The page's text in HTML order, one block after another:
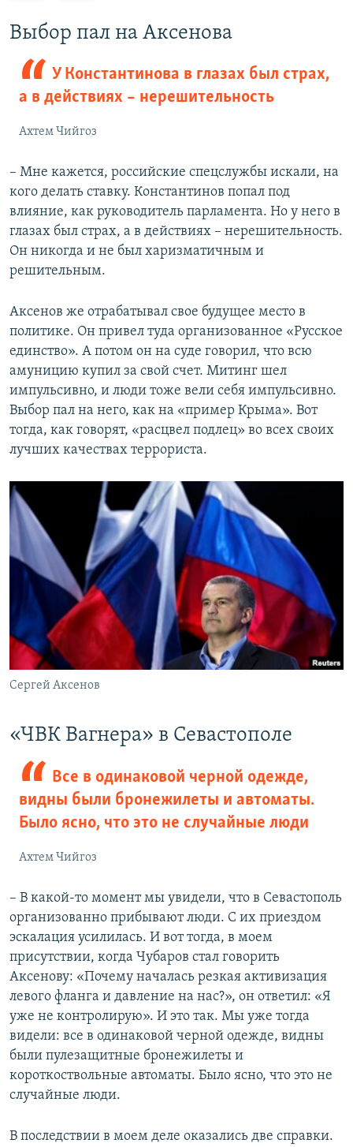
д
щ
д
д
у
ю
и
й
д
Выбор пал на Аксенова
У Константинова в глазах был страх,
а в действиях – нерешительность
Ахтем Чийгоз
– Мне кажется, российские спецслужбы искали, на
кого делать ставку. Константинов попал под
влияние, как руководитель парламента. Но у него в
глазах был страх, а в действиях – нерешительность.
Он никогда и не был харизматичным и
решительным.
Аксенов же отрабатывал свое будущее место в
политике. Он привел туда организованное «Русское
единство». А потом он на суде говорил, что всю
амуницию купил за свой счет. Митинг шел
импульсивно, и люди тоже вели себя импульсивно.
Выбор пал на него, как на «пример Крыма». Вот
тогда, как говорят, «расцвел подлец» во всех своих
лучших качествах террориста.
Сергей Аксенов
«ЧВК Вагнера» в Севастополе
Все в одинаковой черной одежде,
видны были бронежилеты и автоматы.
Было ясно, что это не случайные люди
Ахтем Чийгоз
– В какой-то момент мы увидели, что в Севастополь
организованно прибывают люди. С их приездом
эскалация усилилась. И вот тогда, в моем
присутствии, когда Чубаров стал говорить
Аксенову: «Почему началась резкая активизация
левого фланга и давление на нас?», он ответил: «Я
уже не контролирую». И это так. Мы уже тогда
видели: все в одинаковой черной одежде, видны
были пулезащитные бронежилеты и
короткоствольные автоматы. Было ясно, что это не
случайные люди.
В последствии в моем деле оказались две справки.